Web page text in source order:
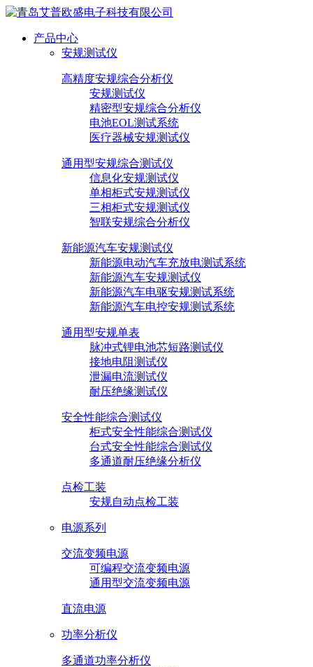
产品中心
安规测试仪
高精度安规综合分析仪
安规测试仪
精密型安规综合分析仪
电池EOL测试系统
医疗器械安规测试仪
通用型安规综合测试仪
信息化安规测试仪
单相柜式安规测试仪
三相柜式安规测试仪
智联安规综合分析仪
新能源汽车安规测试仪
新能源电动汽车充放电测试系统
新能源汽车安规测试仪
新能源汽车电驱安规测试系统
新能源汽车电控安规测试系统
通用型安规单表
脉冲式锂电池芯短路测试仪
接地电阻测试仪
泄漏电流测试仪
耐压绝缘测试仪
安全性能综合测试仪
柜式安全性能综合测试仪
台式安全性能综合测试仪
多通道耐压绝缘分析仪
点检工装
安规自动点检工装
电源系列
交流变频电源
可编程交流变频电源
通用型交流变频电源
直流电源
功率分析仪
多通道功率分析仪